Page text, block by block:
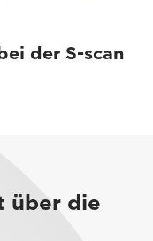
der S-scan
über die